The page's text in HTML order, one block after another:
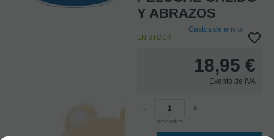
Y ABRAZOS
EN STOCK
Gastos de envío
18,95 €
Exento de IVA
-
unidades
+